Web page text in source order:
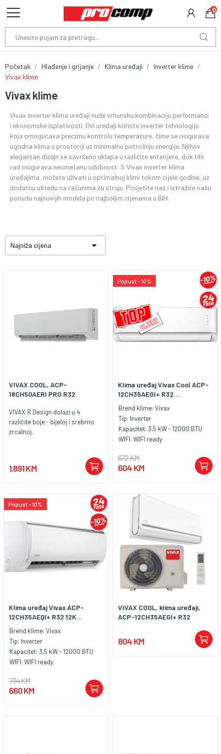
0
Početak Hlađenje i grijanje Klima uređaji
Inverter klime
Vivax klime
Vivax klime
Vivax inverter klima uređaji nude vrhunsku kombinaciju performansi
i ekonomske isplativosti. Ovi uređaji koriste inverter tehnologiju
koja omogućava preciznu kontrolu temperature, čime se osigurava
ugodna klima u prostoriji uz minimalnu potrošnju energije. Njihov
elegantan dizajn se savršeno uklapa u različite enterijere, dok tihi
rad osigurava neometanu udobnost. S Vivax inverter klima
uređajima, možete uživati u optimalnoj klimi tokom cijele godine, uz
dodatnu uštedu na računima za struju. Posjetite nas i istražite našu
ponudu najnovijih modela po najboljim cijenama u BiH.
Najniža cijena 
VIVAX COOL, ACP-
18CH50AERI PRO R32
VIVAX R Design dolazi u 4
različite boje - bijeloj i srebrno
zrcalnoj.
1.891 KM
Popust - 10%
Klima uređaj Vivax Cool ACP-
12CH35AEGI+ R32...
Brend klime: Vivax
Tip: Inverter
Kapacitet: 3,5 kW - 12000 BTU
WIFI: WIFI ready
672 KM
604 KM
Popust - 10%
Klima uređaj Vivax ACP-
12CH35AEQI+ R32 12K...
Brend klime: Vivax
Tip: Inverter
Kapacitet: 3,5 kW - 12000 BTU
WIFI: WIFI ready
734 KM
660 KM
VIVAX COOL, klima uređaji,
ACP-12CH35AEGI+ R32
804 KM